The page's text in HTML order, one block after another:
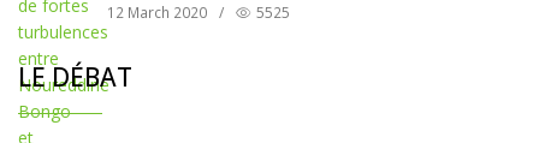
12 March 2020 / 5525
LE DÉBAT